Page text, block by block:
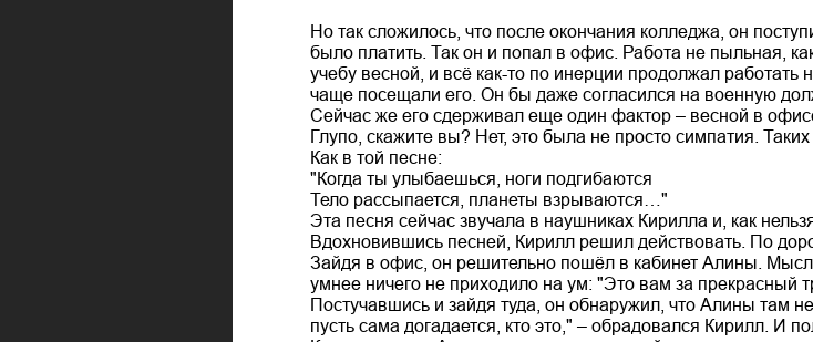
Но так сложилось, что после окончания колледжа, он
было платить. Так он и попал в офис. Работа не пыльная,
учебу весной, и всё как-то по инерции продолжал
чаще посещали его. Он бы даже согласился на военную
Сейчас же его сдерживал еще один фактор – весной в
Глупо, скажите вы? Нет, это была не просто симпатия.
Как в той песне:
"Когда ты улыбаешься, ноги подгибаются
Тело рассыпается, планеты взрываются…"
Эта песня сейчас звучала в наушниках Кирилла и, как
Вдохновившись песней, Кирилл решил действовать. По
Зайдя в офис, он решительно пошёл в кабинет Алины.
умнее ничего не приходило на ум: "Это вам за прекрасный
Постучавшись и зайдя туда, он обнаружил, что Алины там
пусть сама догадается, кто это," – обрадовался Кирилл. И